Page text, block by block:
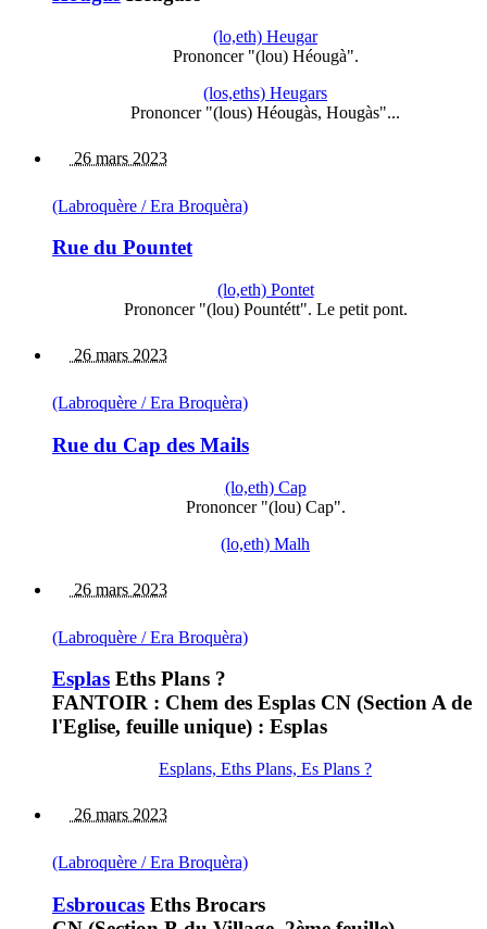
(lo,eth) Heugar
Prononcer "(lou) Héougà".
(los,eths) Heugars
Prononcer "(lous) Héougàs, Hougàs"...
26 mars 2023
(Labroquère / Era Broquèra)
Rue du Pountet
(lo,eth) Pontet
Prononcer "(lou) Pountétt". Le petit pont.
26 mars 2023
(Labroquère / Era Broquèra)
Rue du Cap des Mails
(lo,eth) Cap
Prononcer "(lou) Cap".
(lo,eth) Malh
26 mars 2023
(Labroquère / Era Broquèra)
Esplas Eths Plans ?
FANTOIR : Chem des Esplas CN (Section A de
l'Eglise, feuille unique) : Esplas
Esplans, Eths Plans, Es Plans ?
26 mars 2023
(Labroquère / Era Broquèra)
Esbroucas Eths Brocars